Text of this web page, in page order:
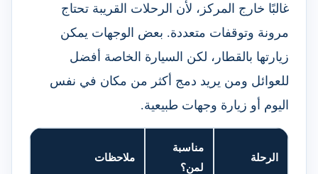
غالبًا خارج المركز، لأن الرحلات القريبة تحتاج
مرونة وتوقفات متعددة. بعض الوجهات يمكن
زيارتها بالقطار، لكن السيارة الخاصة أفضل
للعوائل ومن يريد دمج أكثر من مكان في نفس
اليوم أو زيارة وجهات طبيعية.
الرحلة
مناسبة
لمن؟
ملاحظات